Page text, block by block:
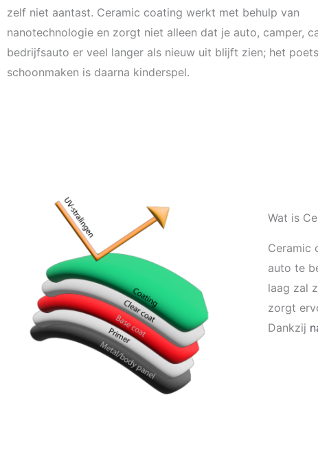
zelf niet aantast. Ceramic coating werkt met behulp van
nanotechnologie en zorgt niet alleen dat je auto, camper,
bedrijfsauto er veel langer als nieuw uit blijft zien; het
schoonmaken is daarna kinderspel.
Wat is
Ceramic
auto te
laag zal
zorgt
Dankzij